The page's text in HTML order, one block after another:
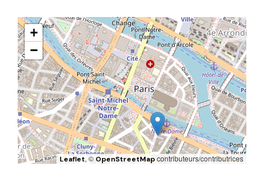
+
−
Leaflet, ©OpenStreetMapcontributeurs/contributrices